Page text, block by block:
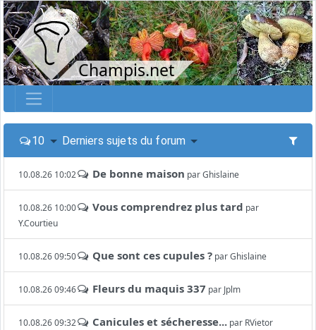
Champis.net
10 Derniers sujets du forum
10.08.26 10:02 De bonne maison parGhislaine
10.08.26 10:00 Vous comprendrez plus tard par
Y.Courtieu
10.08.26 09:50 Que sont ces cupules ? parGhislaine
10.08.26 09:46 Fleurs du maquis 337 par Jplm
10.08.26 09:32 Canicules et sécheresse... par RVietor